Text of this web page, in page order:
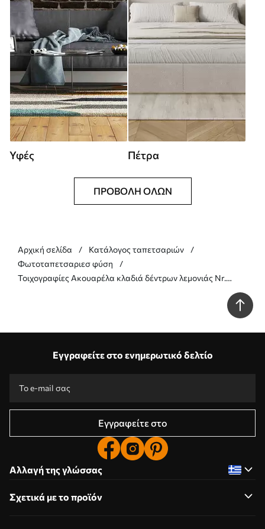
Υφές Πέτρα
ΠΡΟΒΟΛΉ ΌΛΩΝ
Αρχική σελίδα
Κατάλογος ταπετσαριών
Φωτοταπετσαριεσ φύση
Τοιχογραφίες Ακουαρέλα κλαδιά δέντρων λεμονιάς Nr.
Εγγραφείτε στο ενημερωτικό δελτίο
Εγγραφείτε στο
Αλλαγή της γλώσσας
Σχετικά με το προϊόν